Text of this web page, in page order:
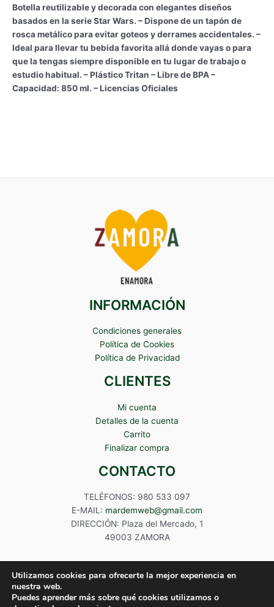
Botella reutilizable y decorada con elegantes diseños
basados en la serie Star Wars. – Dispone de un tapón de
rosca metálico para evitar goteos y derrames accidentales. –
Ideal para llevar tu bebida favorita allá donde vayas o para
que la tengas siempre disponible en tu lugar de trabajo o
estudio habitual. – Plástico Tritan – Libre de BPA –
Capacidad: 850 ml. – Licencias Oficiales
INFORMACIÓN
Condiciones generales
Política de Cookies
Política de Privacidad
CLIENTES
Mi cuenta
Detalles de la cuenta
Carrito
Finalizar compra
CONTACTO
TELÉFONOS: 980 533 097
E-MAIL: mardemweb@gmail.com
DIRECCIÓN: Plaza del Mercado, 1
49003 ZAMORA
Copyright © 2024 Mardem
Utilizamos cookies para ofrecerte la mejor experiencia en
nuestra web.
Puedes aprender más sobre qué cookies utilizamos o